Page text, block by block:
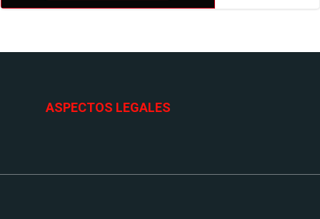
ASPECTOS LEGALES